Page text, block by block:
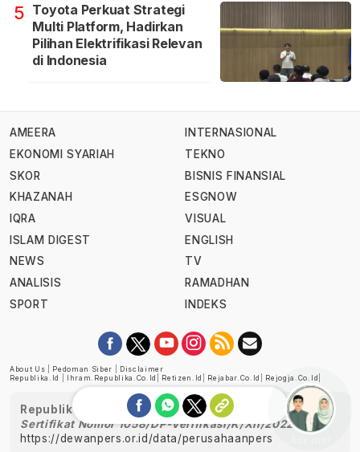
5 Toyota Perkuat Strategi
Multi Platform, Hadirkan
Pilihan Elektrifikasi Relevan
di Indonesia
AMEERA
EKONOMI SYARIAH
SKOR
KHAZANAH
IQRA
ISLAM DIGEST
NEWS
ANALISIS
SPORT
INTERNASIONAL
TEKNO
BISNIS FINANSIAL
ESGNOW
VISUAL
ENGLISH
TV
RAMADHAN
INDEKS
About Us Pedoman Siber
Disclaimer
Republika.id
Ihram.republika.co.id Retizen.id Rejabar.co.id Rejogja.co.id
Republika telah diverifikasi oleh Dewan Pers
Sertifikat Nomor 1058/DP-Verifikasi/K/XII/2022
https://dewanpers.or.id/data/perusahaanpers